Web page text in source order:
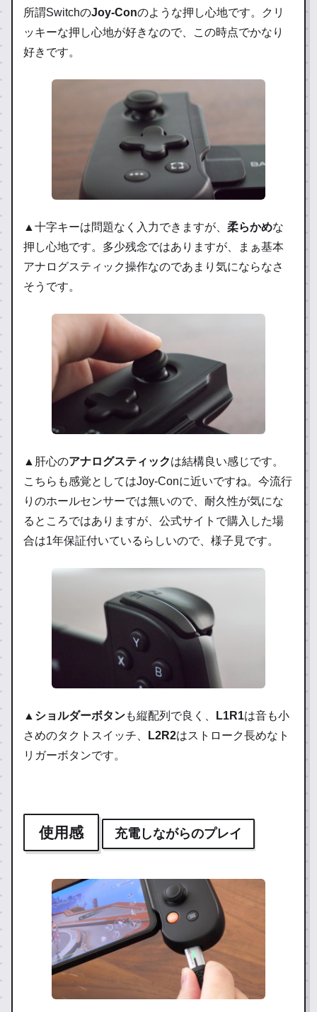
所謂SwitchのJoy-Conのような押し心地です。クリ
ッキーな押し心地が好きなので、この時点でかなり
好きです。
▲十字キーは問題なく入力できますが、 柔らかめな
押し心地です。多少残念ではありますが、まぁ基本
アナログスティック操作なのであまり気にならなさ
そうです。
▲肝心のアナログスティックは結構良い感じです。
こちらも感覚としてはJoy-Conに近いですね。今流行
りのホールセンサーでは無いので、耐久性が気にな
るところではありますが、公式サイトで購入した場
合は1年保証付いているらしいので、様子見です。
▲ ショルダーボタンも縦配列で良く、 L1R1は音も小
さめのタクトスイッチ、
L2R2はストローク長めなト
リガーボタンです。
使用感 充電しながらのプレイ